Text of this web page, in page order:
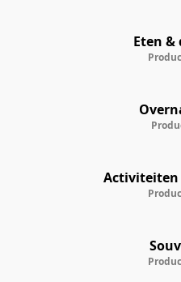
Eten
Activiteiten